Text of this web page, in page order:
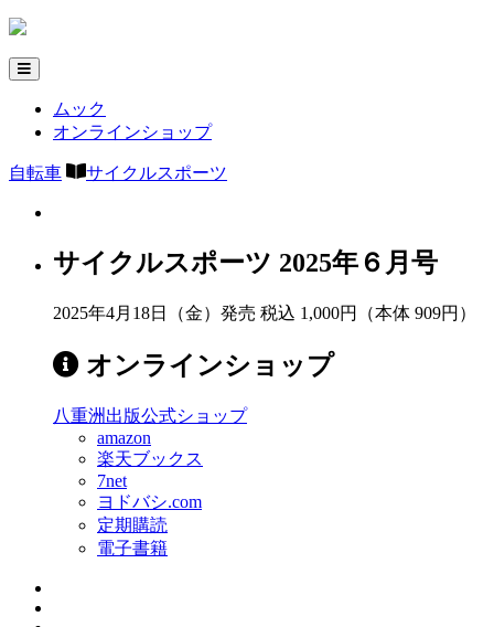
ムック
オンラインショップ
自転車 サイクルスポーツ
サイクルスポーツ 2025年６月号
2025年4月18日（金）発売 税込 1,000円（本体 909円）
オンラインショップ
八重洲出版公式ショップ
amazon
楽天ブックス
7net
ヨドバシ.com
定期購読
電子書籍